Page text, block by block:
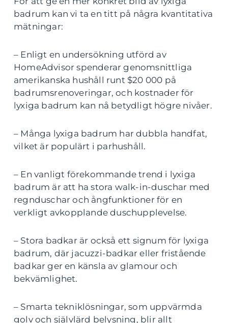
badrum kan vi ta en titt på några kvantitativa
mätningar:
– Enligt en undersökning utförd av
HomeAdvisor spenderar genomsnittliga
amerikanska hushåll runt $20 000 på
badrumsrenoveringar, och kostnader för
lyxiga badrum kan nå betydligt högre nivåer.
– Många lyxiga badrum har dubbla handfat,
vilket är populärt i parhushåll.
– En vanligt förekommande trend i lyxiga
badrum är att ha stora walk-in-duschar med
regnduschar och ångfunktioner för en
verkligt avkopplande duschupplevelse.
– Stora badkar är också ett signum för lyxiga
badrum, där jacuzzi-badkar eller fristående
badkar ger en känsla av glamour och
bekvämlighet.
– Smarta tekniklösningar, som uppvärmda
golv och självlärd belysning, blir allt